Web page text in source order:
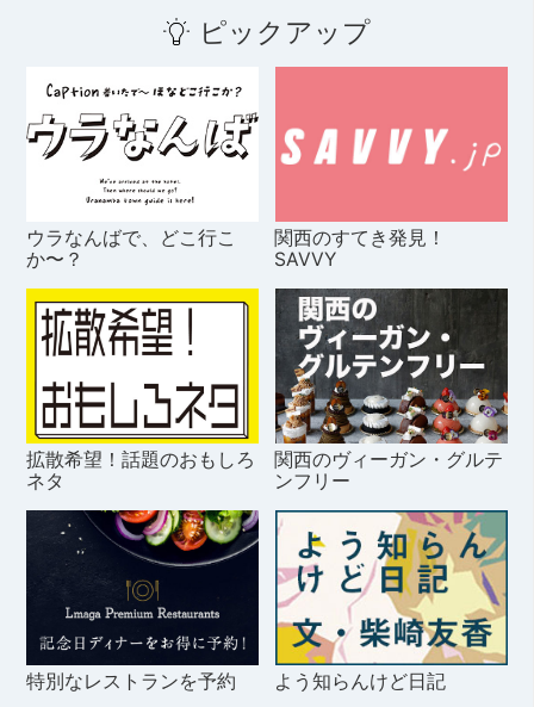
ピックアップ
ウラなんばで、どこ行こ
か〜？
関西のすてき発見！
SAVVY
拡散希望！話題のおもしろ
ネタ
関西のヴィーガン・グルテ
ンフリー
特別なレストランを予約 よう知らんけど日記